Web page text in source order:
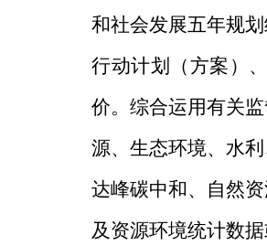
和社会发展五年规
行动计划（方案）
价。综合运用有关
源、生态环境、水
达峰碳中和、自然
及资源环境统计数